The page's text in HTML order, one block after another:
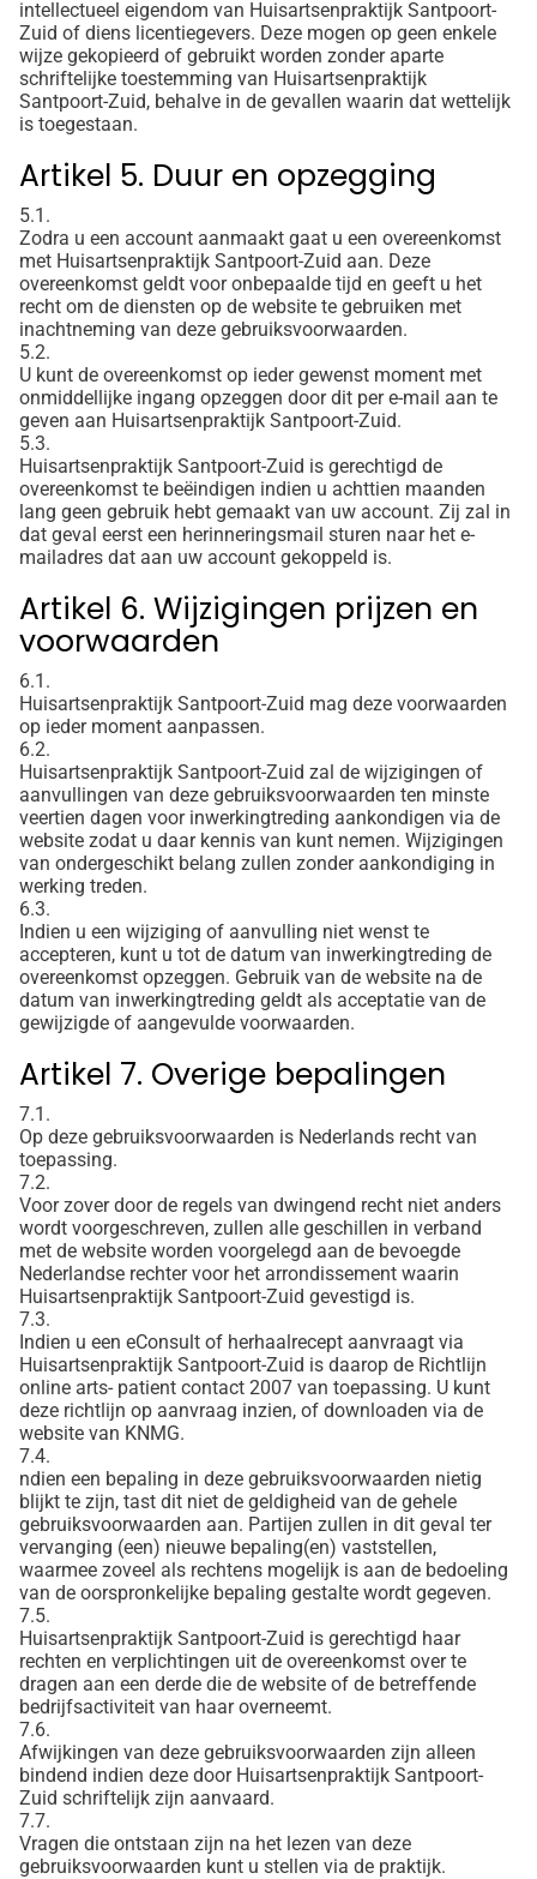
intellectueel eigendom van Huisartsenpraktijk Santpoort-
Zuid of diens licentiegevers. Deze mogen op geen enkele
wijze gekopieerd of gebruikt worden zonder aparte
schriftelijke toestemming van Huisartsenpraktijk
Santpoort-Zuid, behalve in de gevallen waarin dat wettelijk
is toegestaan.
Artikel 5. Duur en opzegging
5.1.
Zodra u een account aanmaakt gaat u een overeenkomst
met Huisartsenpraktijk Santpoort-Zuid aan. Deze
overeenkomst geldt voor onbepaalde tijd en geeft u het
recht om de diensten op de website te gebruiken met
inachtneming van deze gebruiksvoorwaarden.
5.2.
U kunt de overeenkomst op ieder gewenst moment met
onmiddellijke ingang opzeggen door dit per e-mail aan te
geven aan Huisartsenpraktijk Santpoort-Zuid.
5.3.
Huisartsenpraktijk Santpoort-Zuid is gerechtigd de
overeenkomst te beëindigen indien u achttien maanden
lang geen gebruik hebt gemaakt van uw account. Zij zal in
dat geval eerst een herinneringsmail sturen naar het e-
mailadres dat aan uw account gekoppeld is.
Artikel 6. Wijzigingen prijzen en
voorwaarden
6.1.
Huisartsenpraktijk Santpoort-Zuid mag deze voorwaarden
op ieder moment aanpassen.
6.2.
Huisartsenpraktijk Santpoort-Zuid zal de wijzigingen of
aanvullingen van deze gebruiksvoorwaarden ten minste
veertien dagen voor inwerkingtreding aankondigen via de
website zodat u daar kennis van kunt nemen. Wijzigingen
van ondergeschikt belang zullen zonder aankondiging in
werking treden.
6.3.
Indien u een wijziging of aanvulling niet wenst te
accepteren, kunt u tot de datum van inwerkingtreding de
overeenkomst opzeggen. Gebruik van de website na de
datum van inwerkingtreding geldt als acceptatie van de
gewijzigde of aangevulde voorwaarden.
Artikel 7. Overige bepalingen
7.1.
Op deze gebruiksvoorwaarden is Nederlands recht van
toepassing.
7.2.
Voor zover door de regels van dwingend recht niet anders
wordt voorgeschreven, zullen alle geschillen in verband
met de website worden voorgelegd aan de bevoegde
Nederlandse rechter voor het arrondissement waarin
Huisartsenpraktijk Santpoort-Zuid gevestigd is.
7.3.
Indien u een eConsult of herhaalrecept aanvraagt via
Huisartsenpraktijk Santpoort-Zuid is daarop de Richtlijn
online arts- patient contact 2007 van toepassing. U kunt
deze richtlijn op aanvraag inzien, of downloaden via de
website van KNMG.
7.4.
ndien een bepaling in deze gebruiksvoorwaarden nietig
blijkt te zijn, tast dit niet de geldigheid van de gehele
gebruiksvoorwaarden aan. Partijen zullen in dit geval ter
vervanging (een) nieuwe bepaling(en) vaststellen,
waarmee zoveel als rechtens mogelijk is aan de bedoeling
van de oorspronkelijke bepaling gestalte wordt gegeven.
7.5.
Huisartsenpraktijk Santpoort-Zuid is gerechtigd haar
rechten en verplichtingen uit de overeenkomst over te
dragen aan een derde die de website of de betreffende
bedrijfsactiviteit van haar overneemt.
7.6.
Afwijkingen van deze gebruiksvoorwaarden zijn alleen
bindend indien deze door Huisartsenpraktijk Santpoort-
Zuid schriftelijk zijn aanvaard.
7.7.
Vragen die ontstaan zijn na het lezen van deze
gebruiksvoorwaarden kunt u stellen via de praktijk.